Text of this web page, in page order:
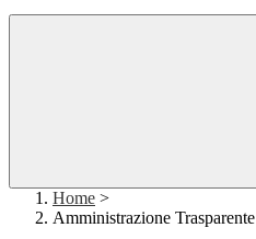
Home >
Amministrazione Trasparente